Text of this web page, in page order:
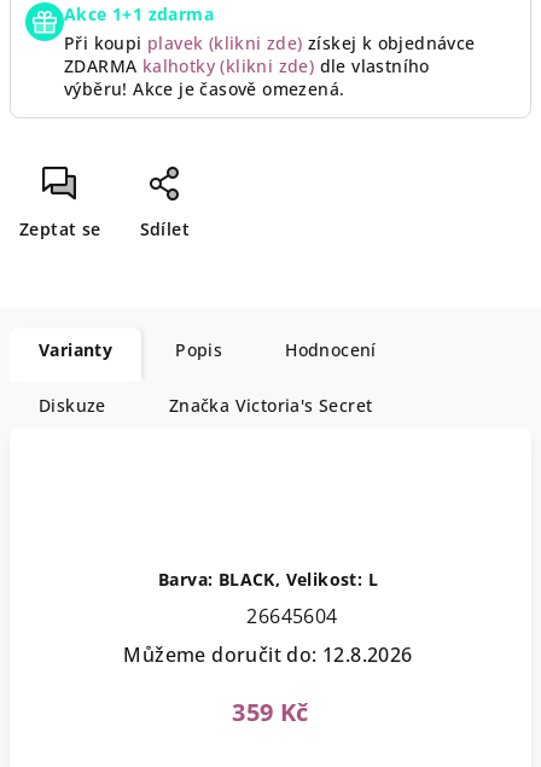
Akce 1+1 zdarma
Při koupi plavek (klikni zde) získej k objednávce
ZDARMA kalhotky (klikni zde) dle vlastního
výběru! Akce je časově omezená.
Zeptat se Sdílet
Varianty Popis Hodnocení
Diskuze Značka Victoria's Secret
Barva: BLACK, Velikost: L
26645604
Můžeme doručit do: 12.8.2026
359 Kč